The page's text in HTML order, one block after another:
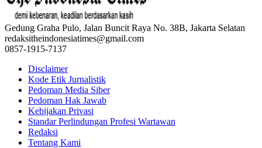
Gedung Graha Pulo, Jalan Buncit Raya No. 38B, Jakarta Selatan
redaksitheindonesiatimes@gmail.com
0857-1915-7137
Disclaimer
Kode Etik Jurnalistik
Pedoman Media Siber
Pedoman Hak Jawab
Kebijakan Privasi
Standar Perlindungan Profesi Wartawan
Redaksi
Tentang Kami